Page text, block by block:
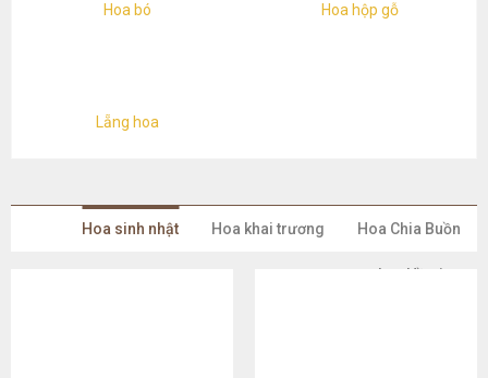
Hoa bó Hoa hộp gỗ
Lẵng hoa
Hoa sinh nhật Hoa khai trương Hoa Chia Buồn
Lan Hồ Điệp